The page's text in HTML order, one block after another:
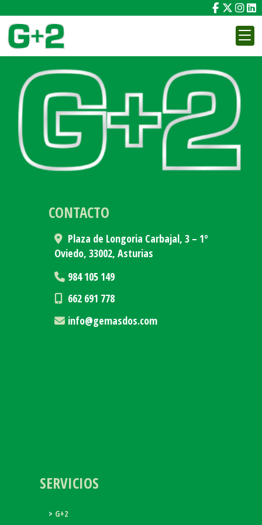
CATÁLOGO
CONTACTO
Plaza de Longoria Carbajal, 3 – 1º
Oviedo, 33002, Asturias
984 105 149
662 691 778
info
gemasdos.com
SERVICIOS
G+2